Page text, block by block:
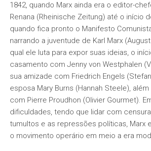
1842, quando Marx ainda era o editor-
Renana (Rheinische Zeitung) até o início
quando fica pronto o Manifesto
narrando a juventude de Karl Marx
qual ele luta para expor suas ideias, o
casamento com Jenny von Westphalen
sua amizade com Friedrich Engels
esposa Mary Burns (Hannah Steele),
com Pierre Proudhon (Olivier Gourmet).
dificuldades, tendo que lidar com
tumultos e as repressões políticas, Marx
o movimento operário em meio a era